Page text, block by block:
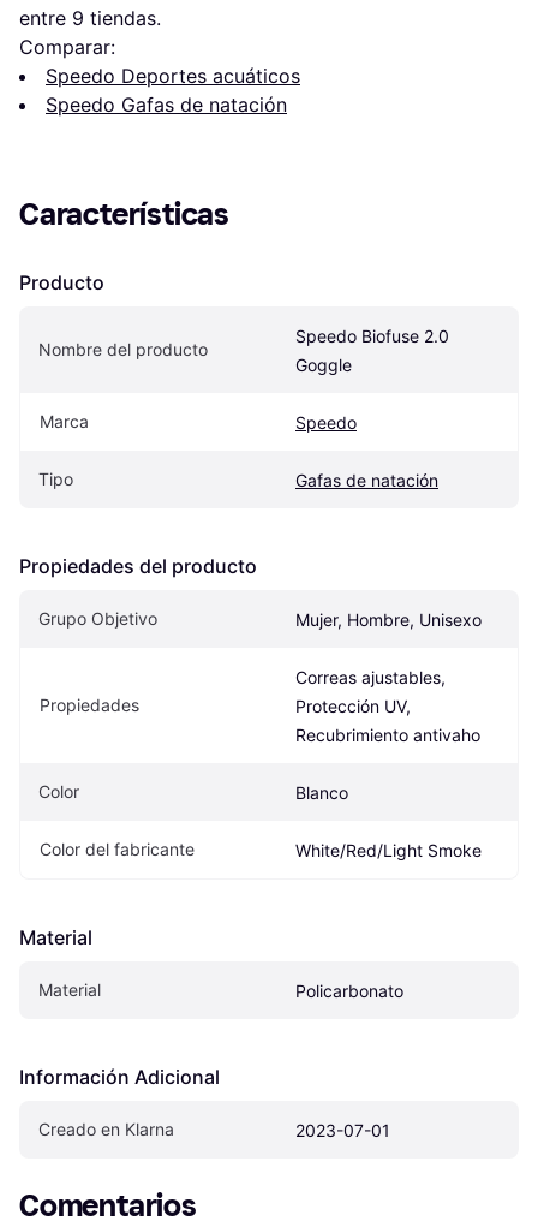
entre 9 tiendas.
Comparar:
Speedo Deportes acuáticos
Speedo Gafas de natación
Características
Producto
Nombre del producto
Speedo Biofuse 2.0
Goggle
Marca Speedo
Tipo Gafas de natación
Propiedades del producto
Grupo Objetivo Mujer, Hombre, Unisexo
Propiedades
Correas ajustables,
Protección UV,
Recubrimiento antivaho
Color Blanco
Color del fabricante White/Red/Light Smoke
Material
Material Policarbonato
Información Adicional
Creado en Klarna 2023-07-01
Comentarios